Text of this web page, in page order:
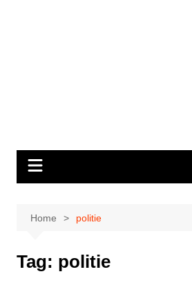
Home politie
Tag: politie